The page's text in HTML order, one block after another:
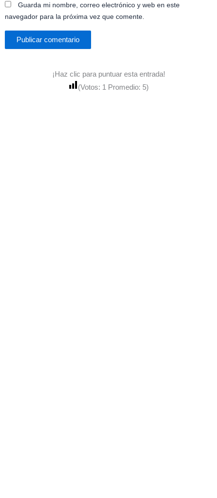
Guarda mi nombre, correo electrónico y web en este
navegador para la próxima vez que comente.
¡Haz clic para puntuar esta entrada!
(Votos: 1 Promedio: 5)